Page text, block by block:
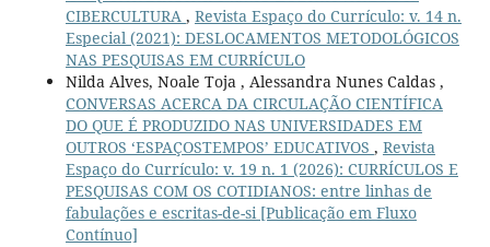
CIBERCULTURA , Revista Espaço do Currículo: v. 14 n.
Especial (2021): DESLOCAMENTOS METODOLÓGICOS
NAS PESQUISAS EM CURRÍCULO
Nilda Alves, Noale Toja , Alessandra Nunes Caldas ,
CONVERSAS ACERCA DA CIRCULAÇÃO CIENTÍFICA
DO QUE É PRODUZIDO NAS UNIVERSIDADES EM
OUTROS ‘ESPAÇOSTEMPOS’ EDUCATIVOS , Revista
Espaço do Currículo: v. 19 n. 1 (2026): CURRÍCULOS E
PESQUISAS COM OS COTIDIANOS: entre linhas de
fabulações e escritas-de-si [Publicação em Fluxo
Contínuo]